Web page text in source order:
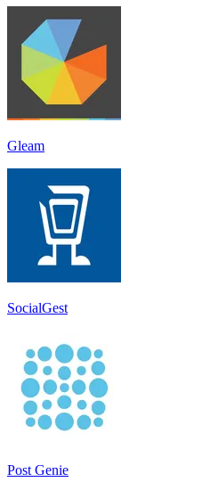
Gleam
SocialGest
Post Genie